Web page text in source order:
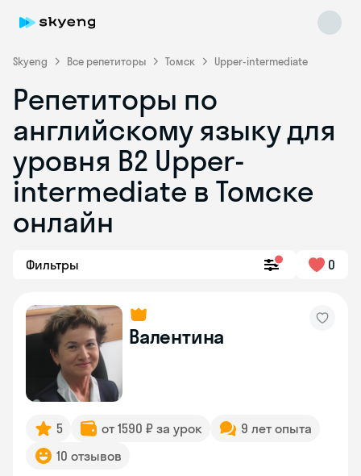
Skyeng Все репетиторы Томск Upper-intermediate
Репетиторы по
английскому языку для
уровня B2 Upper-
intermediate в Томске
онлайн
Фильтры 0
Валентина
5 от 1590 ₽ за урок
9 лет опыта
10 отзывов
Skyeng Chat
online